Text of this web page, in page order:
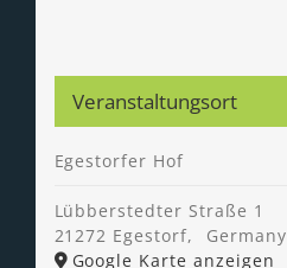
Veranstaltungsort
Egestorfer Hof
Lübberstedter Straße 1
21272 Egestorf,
Germany
Google Karte anzeigen